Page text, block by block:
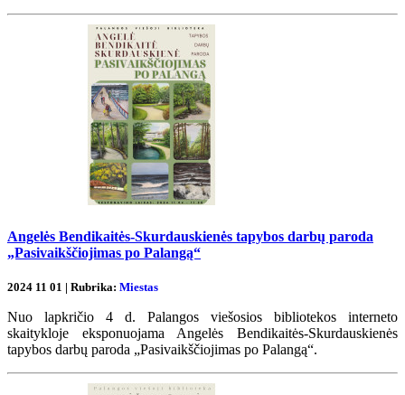
Angelės Bendikaitės-Skurdauskienės tapybos darbų paroda
„Pasivaikščiojimas po Palangą“
2024 11 01 | Rubrika: Miestas
Nuo lapkričio 4 d. Palangos viešosios bibliotekos interneto
skaitykloje eksponuojama Angelės Bendikaitės-Skurdauskienės
tapybos darbų paroda „Pasivaikščiojimas po Palangą“.